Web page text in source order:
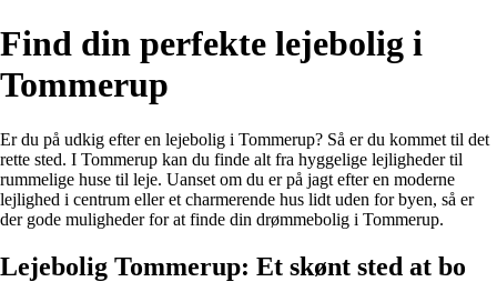
Find din perfekte lejebolig i
Tommerup
Er du på udkig efter en lejebolig i Tommerup? Så er du kommet til det
rette sted. I Tommerup kan du finde alt fra hyggelige lejligheder til
rummelige huse til leje. Uanset om du er på jagt efter en moderne
lejlighed i centrum eller et charmerende hus lidt uden for byen, så er
der gode muligheder for at finde din drømmebolig i Tommerup.
Lejebolig Tommerup: Et skønt sted at bo